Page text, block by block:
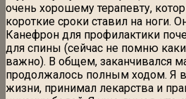
очень хорошему терапевту,
короткие сроки ставил на ноги.
Канефрон для профилактики
для спины (сейчас не помню
важно). В общем, заканчивался
продолжалось полным ходом. Я
жизни, принимал лекарства и